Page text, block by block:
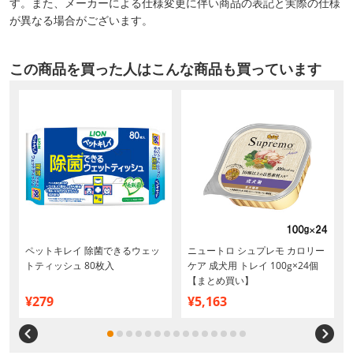
が異なる場合がございます。
この商品を買った人はこんな商品も買っています
ペットキレイ 除菌できるウェッ
トティッシュ 80枚入
¥279
ニュートロ シュプレモ カロリー
ケア 成犬用 トレイ 100g×24個
【まとめ買い】
¥5,163